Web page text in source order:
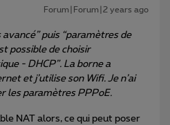
Forum|Forum|2 years ago
puis “paramètres de
possible de choisir
- DHCP”. La borne a
et j’utilise son Wifi. Je n’ai
les paramètres PPPoE.
NAT alors, ce qui peut poser